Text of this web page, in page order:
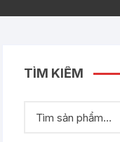
TÌM KIẾM